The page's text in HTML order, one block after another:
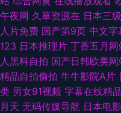
午夜网 久草资源在 日本三
人片免费 国产第9页 中文
123 日本推理片 丁香五月网
人黑料自拍 国产日韩欧美网
精品自拍偷拍 牛牛影院A片
类 男女91视频 字幕在线精
月天 无码传媒导航 日本电